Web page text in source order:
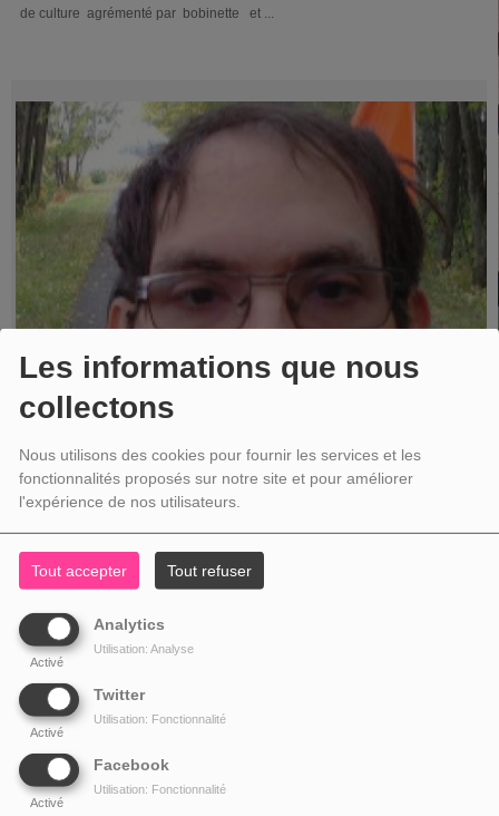
Les informations que nous
collectons
Nous utilisons des cookies pour fournir les services et les
fonctionnalités proposés sur notre site et pour améliorer
l'expérience de nos utilisateurs.
Tout accepter Tout refuser
Analytics
Activé
Utilisation: Analyse
Twitter
Activé
Utilisation: Fonctionnalité
Facebook
Activé
Utilisation: Fonctionnalité
de culture agrémenté par bobinette et ...
L'HEURE DU TECHNO
lémission l'heure du techno est une émission dans le styl des disco des
année 70 80 musique en continu avec...